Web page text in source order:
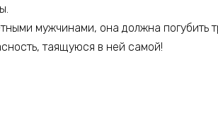
мужчинами, она должна погубить
таящуюся в ней самой!